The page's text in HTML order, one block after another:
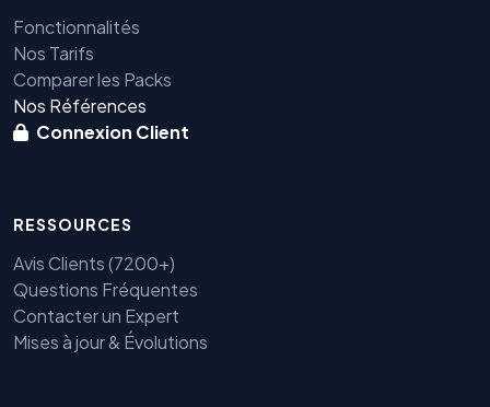
Fonctionnalités
Nos Tarifs
Comparer les Packs
Nos Références
Connexion Client
RESSOURCES
Avis Clients (7200+)
Questions Fréquentes
Contacter un Expert
Mises à jour & Évolutions